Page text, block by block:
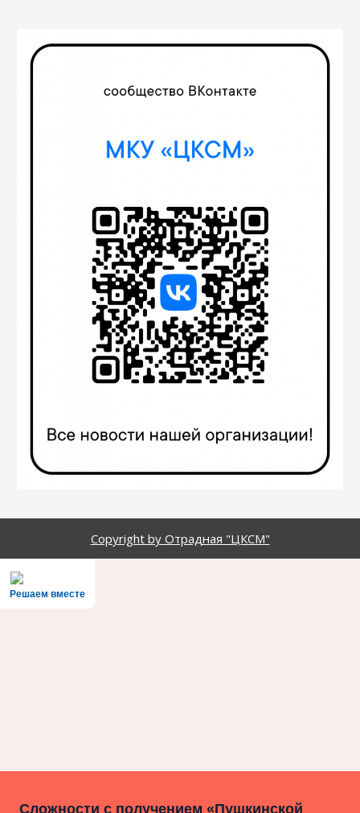
Copyright by Отрадная "ЦКСМ"
Решаем вместе
Сложности с получением «Пушкинской